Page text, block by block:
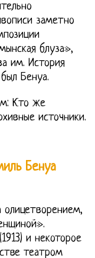
заметно
блуза»,
им. История
Бенуа.
Кто же
источники.
Бенуа
и некоторое
театром